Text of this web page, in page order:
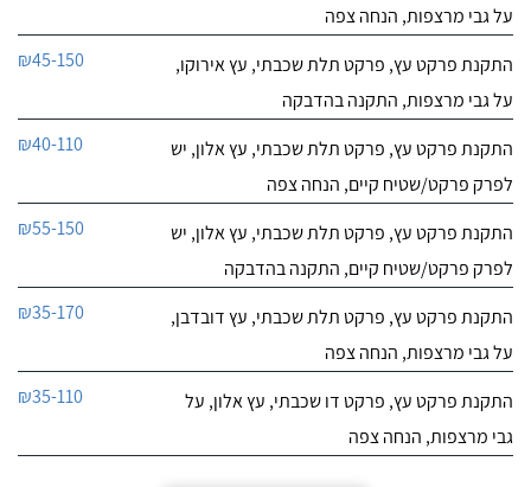
על גבי מרצפות, הנחה צפה
התקנת פרקט עץ, פרקט תלת שכבתי, עץ אירוקו,
על גבי מרצפות, התקנה בהדבקה
₪45-150
התקנת פרקט עץ, פרקט תלת שכבתי, עץ אלון, יש
לפרק פרקט/שטיח קיים, הנחה צפה
₪40-110
התקנת פרקט עץ, פרקט תלת שכבתי, עץ אלון, יש
לפרק פרקט/שטיח קיים, התקנה בהדבקה
₪55-150
התקנת פרקט עץ, פרקט תלת שכבתי, עץ דובדבן,
על גבי מרצפות, הנחה צפה
₪35-170
התקנת פרקט עץ, פרקט דו שכבתי, עץ אלון, על
גבי מרצפות, הנחה צפה
₪35-110